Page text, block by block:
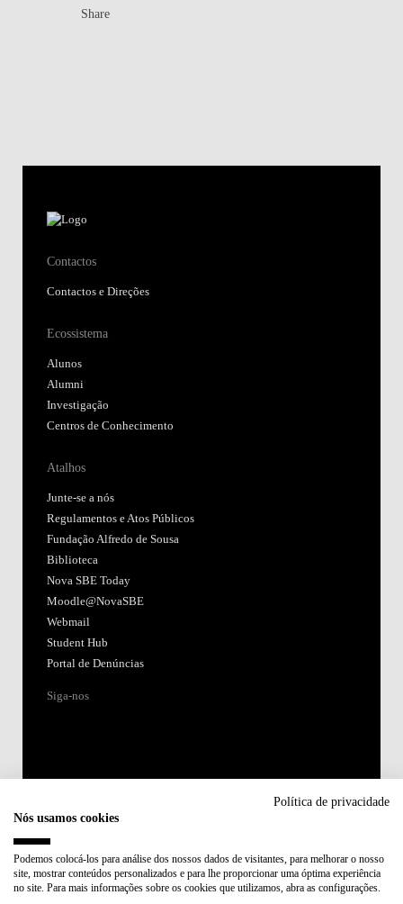
Share
Contactos
Contactos e Direções
Ecossistema
Alunos
Alumni
Investigação
Centros de Conhecimento
Atalhos
Junte-se a nós
Regulamentos e Atos Públicos
Fundação Alfredo de Sousa
Biblioteca
Nova SBE Today
Moodle@NovaSBE
Webmail
Student Hub
Portal de Denúncias
Siga-nos
Membro de:
Política de privacidade
Nós usamos cookies
Podemos colocá-los para análise dos nossos dados de visitantes, para melhorar o nosso
site, mostrar conteúdos personalizados e para lhe proporcionar uma óptima experiência
no site. Para mais informações sobre os cookies que utilizamos, abra as configurações.